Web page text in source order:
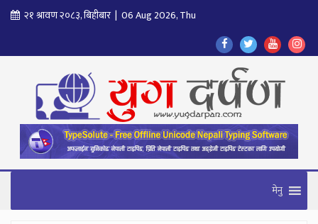
Skip २१ श्रावण २०८३, बिहीबार | 06 Aug 2026, Thu
Find
Us
On
Facebook
Find
Us
On
Twitter
Find
Us
On
Youtube
Us
मेनु